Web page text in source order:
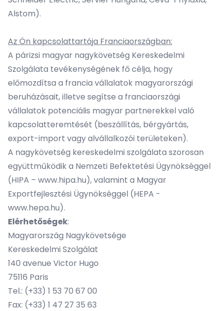
Alstom).
Az Ön kapcsolattartója Franciaországban:
A párizsi magyar nagykövetség Kereskedelmi
Szolgálata tevékenységének fő célja, hogy
előmozdítsa a francia vállalatok magyarországi
beruházásait, illetve segítse a franciaországi
vállalatok potenciális magyar partnerekkel való
kapcsolatteremtését (beszállítás, bérgyártás,
export-import vagy alvállalkozói területeken).
A nagykövetség kereskedelmi szolgálata szorosan
együttműködik a Nemzeti Befektetési Ügynökséggel
(HIPA – www.hipa.hu), valamint a Magyar
Exportfejlesztési Ügynökséggel (HEPA -
www.hepa.hu).
Elérhetőségek:
Magyarország Nagykövetsége
Kereskedelmi Szolgálat
140 avenue Victor Hugo
75116 Paris
Tel.: (+33) 1 53 70 67 00
Fax: (+33) 1 47 27 35 63